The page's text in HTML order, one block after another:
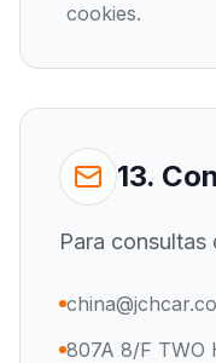
cookies.
13.
Para consultas
807A 8/F TWO